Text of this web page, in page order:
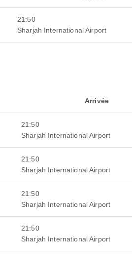
21:50
Sharjah International Airport
Arrivée
21:50
Sharjah International Airport
21:50
Sharjah International Airport
21:50
Sharjah International Airport
21:50
Sharjah International Airport